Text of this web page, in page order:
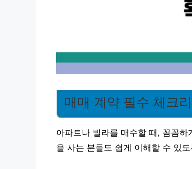
매매 계약 필수 체크
아파트나 빌라를 매수할 때, 꼼꼼
을 사는 분들도 쉽게 이해할 수 있